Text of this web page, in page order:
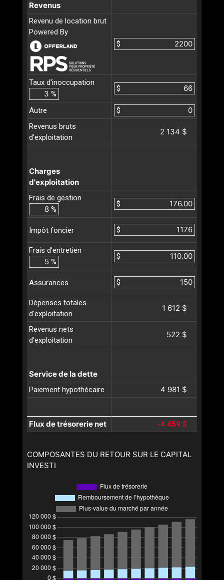
Revenus
Revenu de location brut
Powered By
$
Taux d'inoccupation
%
$
Autre
$
Revenus bruts
d'exploitation
2 134 $
Charges
d'exploitation
Frais de gestion
%
$
Impôt foncier $
Frais d’entretien
%
$
Assurances $
Dépenses totales
d'exploitation
1 612 $
Revenus nets
d'exploitation
522 $
Service de la dette
Paiement hypothécaire 4 981 $
Flux de trésorerie net -4 459 $
COMPOSANTES DU RETOUR SUR LE CAPITAL
INVESTI